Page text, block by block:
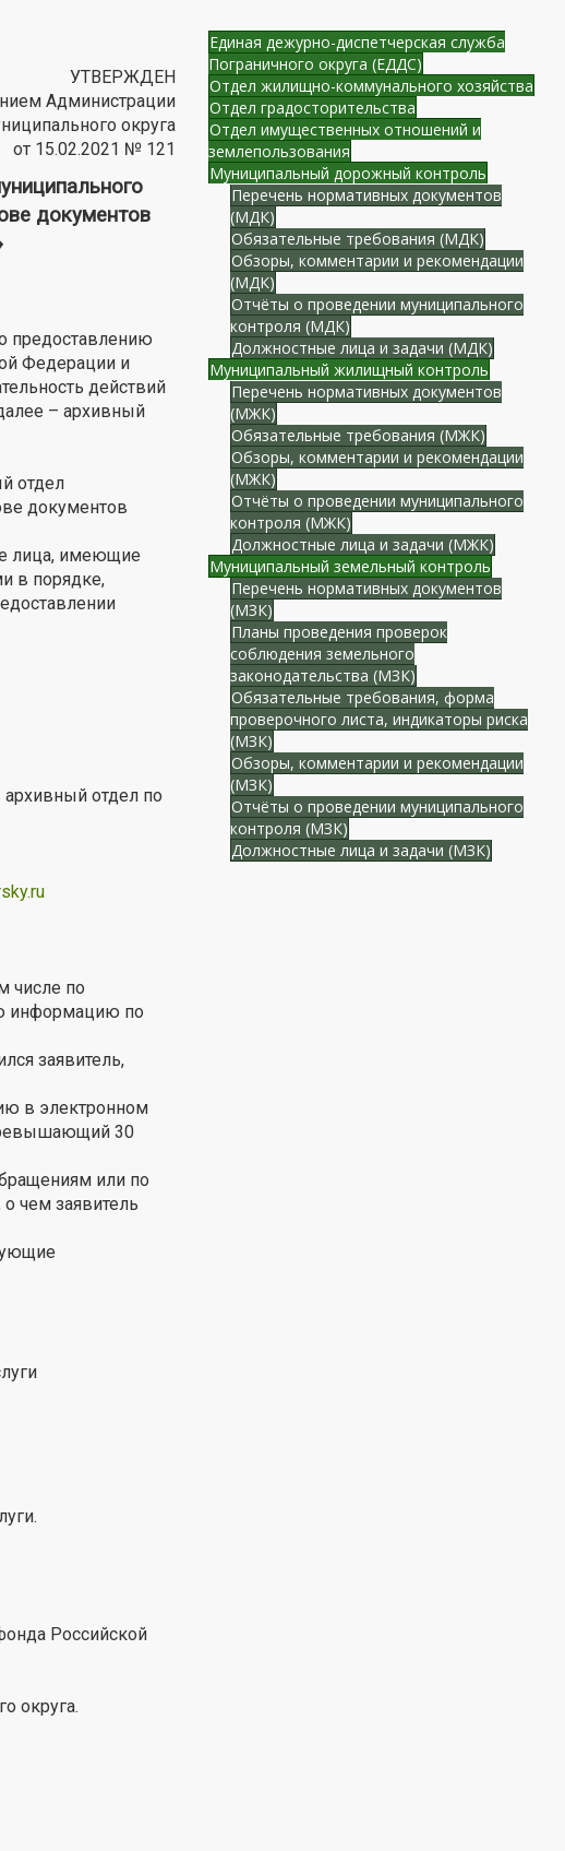
УТВЕРЖДЕН
Администрации
округа
от 15.02.2021 № 121
документов
предоставлению
Федерации и
действий
– архивный
отдел
документов
лица, имеющие
в порядке,
отдел по
числе по
информацию по
заявитель,
в электронном
30
или по
чем заявитель
Российской
округа.
Единая дежурно-диспетчерская служба
Пограничного округа (ЕДДС)
Отдел жилищно-коммунального хозяйства
Отдел градосторительства
Отдел имущественных отношений и
землепользования
Муниципальный дорожный контроль
Перечень нормативных документов
(МДК)
Обязательные требования (МДК)
Обзоры, комментарии и рекомендации
(МДК)
Отчёты о проведении муниципального
контроля (МДК)
Должностные лица и задачи (МДК)
Муниципальный жилищный контроль
Перечень нормативных документов
(МЖК)
Обязательные требования (МЖК)
Обзоры, комментарии и рекомендации
(МЖК)
Отчёты о проведении муниципального
контроля (МЖК)
Должностные лица и задачи (МЖК)
Муниципальный земельный контроль
Перечень нормативных документов
(МЗК)
Планы проведения проверок
соблюдения земельного
законодательства (МЗК)
Обязательные требования, форма
проверочного листа, индикаторы риска
(МЗК)
Обзоры, комментарии и рекомендации
(МЗК)
Отчёты о проведении муниципального
контроля (МЗК)
Должностные лица и задачи (МЗК)